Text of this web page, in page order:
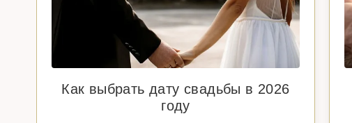
Как выбрать дату свадьбы в 2026
году